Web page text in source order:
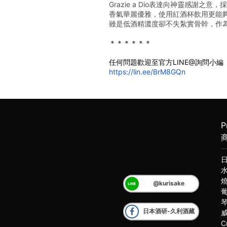
Grazie a Dio表達向神靈感謝之意，
香氣華麗優雅，使用紅酒杯飲用更能
雖是低酒精濃度卻不失紮實骨幹，作
﻿＊＊＊＊＊＊
任何問題歡迎至官方LINE@詢問小編
https://lin.ee/BrM8GQn
@kurisake
日本酒研-久利酒藏